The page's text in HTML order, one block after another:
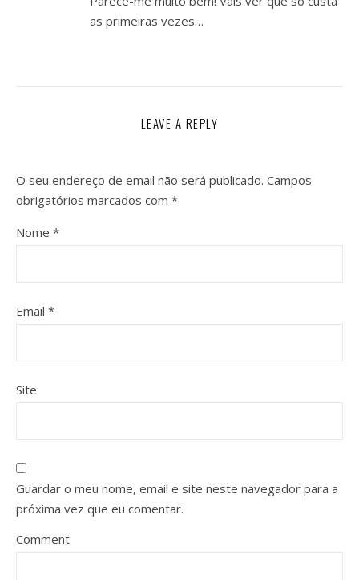
as primeiras vezes…
LEAVE A REPLY
O seu endereço de email não será publicado. Campos
obrigatórios marcados com *
Nome *
Email *
Site
Guardar o meu nome, email e site neste navegador para a
próxima vez que eu comentar.
Comment